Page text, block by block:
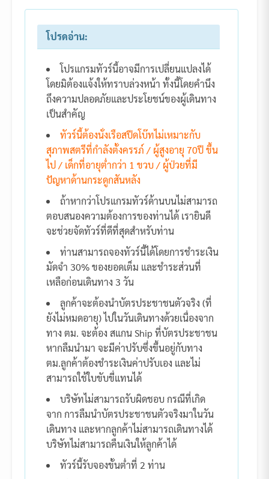
โปรดอ่าน:
โปรแกรมทัวร์นี้อาจมีการเปลี่ยนแปลงได้
โดยมิต้องแจ้งให้ทราบล่วงหน้า ทั้งนี้โดยคำนึง
ถึงความปลอดภัยและประโยชน์ของผู้เดินทาง
เป็นสำคัญ
ทัวร์นี้ต้องนั่งเรือสปีดโบ๊ทไม่เหมาะกับ
สุภาพสตรีที่กำลังตั้งครรภ์ / ผู้สูงอายุ 70ปี ขึ้น
ไป / เด็กที่อายุต่ำกว่า 1 ขวบ / ผู้ป่วยที่มี
ปัญหาด้านกระดูกสันหลัง
ถ้าหากว่าโปรแกรมทัวร์ด้านบนไม่สามารถ
ตอบสนองความต้องการของท่านได้ เรายินดี
จะช่วยจัดทัวร์ที่ดีที่สุดสำหรับท่าน
ท่านสามารถจองทัวร์นี้ได้โดยการชำระเงิน
มัดจำ 30% ของยอดเต็ม และชำระส่วนที่
เหลือก่อนเดินทาง 3 วัน
ลูกค้าจะต้องนำบัตรประชาชนตัวจริง (ที่
ยังไม่หมดอายุ) ไปในวันเดินทางด้วยเนื่องจาก
ทาง ตม. จะต้อง สแกน Ship ที่บัตรประชาชน
หากลืมนำมา จะมีค่าปรับซึ่งขึ้นอยู่กับทาง
ตม.ลูกค้าต้องชำระเงินค่าปรับเอง และไม่
สามารถใช้ใบขับขี่แทนได้
บริษัทไม่สามารถรับผิดชอบ กรณีที่เกิด
จาก การลืมนำบัตรประชาชนตัวจริงมาในวัน
เดินทาง และหากลูกค้าไม่สามารถเดินทางได้
บริษัทไม่สามารถคืนเงินให้ลูกค้าได้
ทัวร์นี้รับจองขั้นต่ำที่ 2 ท่าน